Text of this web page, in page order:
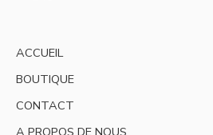
ACCUEIL
BOUTIQUE
CONTACT